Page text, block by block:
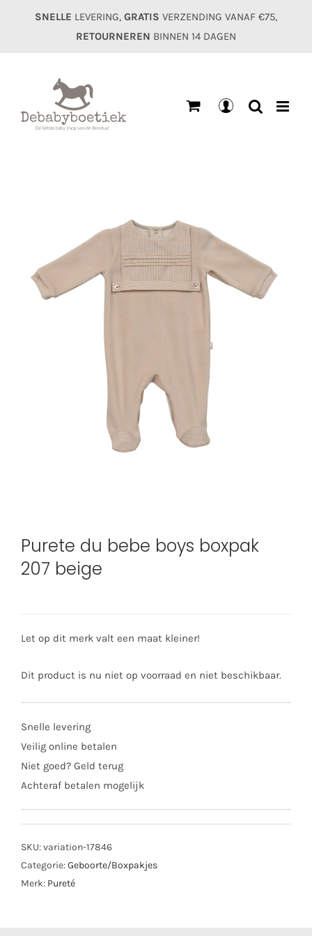
SNELLE LEVERING, GRATIS VERZENDING VANAF €75,
RETOURNEREN BINNEN 14 DAGEN
Purete du bebe boys boxpak
207 beige
Let op dit merk valt een maat kleiner!
Dit product is nu niet op voorraad en niet beschikbaar.
Snelle levering
Veilig online betalen
Niet goed? Geld terug
Achteraf betalen mogelijk
SKU:variation-17846
Categorie:Geboorte/Boxpakjes
Merk: Pureté